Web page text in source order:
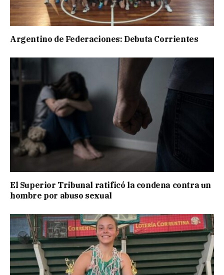
Argentino de Federaciones: Debuta Corrientes
El Superior Tribunal ratificó la condena contra un
hombre por abuso sexual